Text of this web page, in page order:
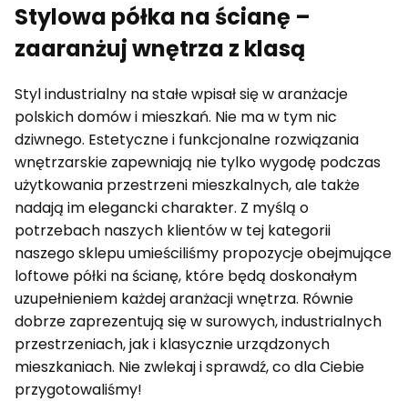
Stylowa półka na ścianę –
zaaranżuj wnętrza z klasą
Styl industrialny na stałe wpisał się w aranżacje
polskich domów i mieszkań. Nie ma w tym nic
dziwnego. Estetyczne i funkcjonalne rozwiązania
wnętrzarskie zapewniają nie tylko wygodę podczas
użytkowania przestrzeni mieszkalnych, ale także
nadają im elegancki charakter. Z myślą o
potrzebach naszych klientów w tej kategorii
naszego sklepu umieściliśmy propozycje obejmujące
loftowe półki na ścianę, które będą doskonałym
uzupełnieniem każdej aranżacji wnętrza. Równie
dobrze zaprezentują się w surowych, industrialnych
przestrzeniach, jak i klasycznie urządzonych
mieszkaniach. Nie zwlekaj i sprawdź, co dla Ciebie
przygotowaliśmy!